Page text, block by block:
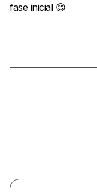
fase inicial 😊